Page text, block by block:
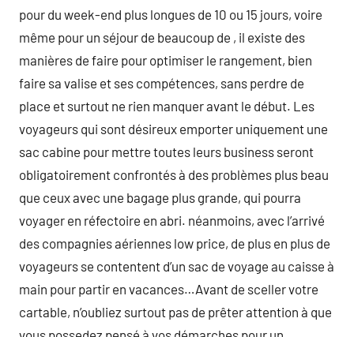
pour du week-end plus longues de 10 ou 15 jours, voire
même pour un séjour de beaucoup de , il existe des
manières de faire pour optimiser le rangement, bien
faire sa valise et ses compétences, sans perdre de
place et surtout ne rien manquer avant le début. Les
voyageurs qui sont désireux emporter uniquement une
sac cabine pour mettre toutes leurs business seront
obligatoirement confrontés à des problèmes plus beau
que ceux avec une bagage plus grande, qui pourra
voyager en réfectoire en abri. néanmoins, avec l’arrivé
des compagnies aériennes low price, de plus en plus de
voyageurs se contentent d’un sac de voyage au caisse à
main pour partir en vacances…Avant de sceller votre
cartable, n’oubliez surtout pas de prêter attention à que